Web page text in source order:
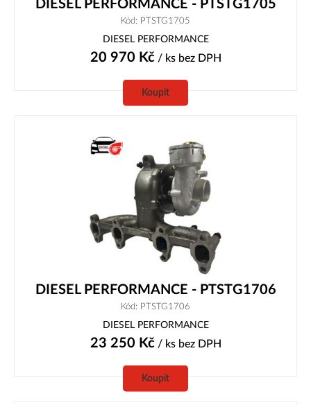
DIESEL PERFORMANCE - PTSTG1705
Kód: PTSTG1705
DIESEL PERFORMANCE
20 970 Kč/ ks bez DPH
Koupit
DIESEL PERFORMANCE - PTSTG1706
Kód: PTSTG1706
DIESEL PERFORMANCE
23 250 Kč/ ks bez DPH
Koupit